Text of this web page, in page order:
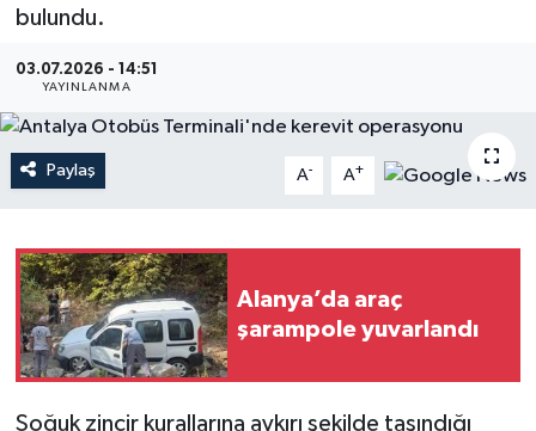
bulundu.
03.07.2026 - 14:51
YAYINLANMA
Paylaş A- A+
Alanya’da araç
şarampole yuvarlandı
Soğuk zincir kurallarına aykırı şekilde taşındığı
Günün Manşetleri
Haber Kuşakları
Haberler
Kültür Sanat
Magazin
Haber Arşivi